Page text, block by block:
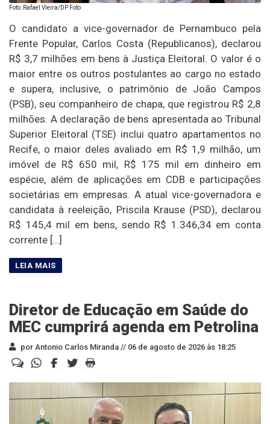
Foto: Rafael Vieira/DP Foto
O candidato a vice-governador de Pernambuco pela
Frente Popular, Carlos Costa (Republicanos), declarou
R$ 3,7 milhões em bens à Justiça Eleitoral. O valor é o
maior entre os outros postulantes ao cargo no estado
e supera, inclusive, o patrimônio de João Campos
(PSB), seu companheiro de chapa, que registrou R$ 2,8
milhões. A declaração de bens apresentada ao Tribunal
Superior Eleitoral (TSE) inclui quatro apartamentos no
Recife, o maior deles avaliado em R$ 1,9 milhão, um
imóvel de R$ 650 mil, R$ 175 mil em dinheiro em
espécie, além de aplicações em CDB e participações
societárias em empresas. A atual vice-governadora e
candidata à reeleição, Priscila Krause (PSD), declarou
R$ 145,4 mil em bens, sendo R$ 1.346,34 em conta
corrente […]
Diretor de Educação em Saúde do
MEC cumprirá agenda em Petrolina
por Antonio Carlos Miranda // 06 de agosto de 2026 às 18:25